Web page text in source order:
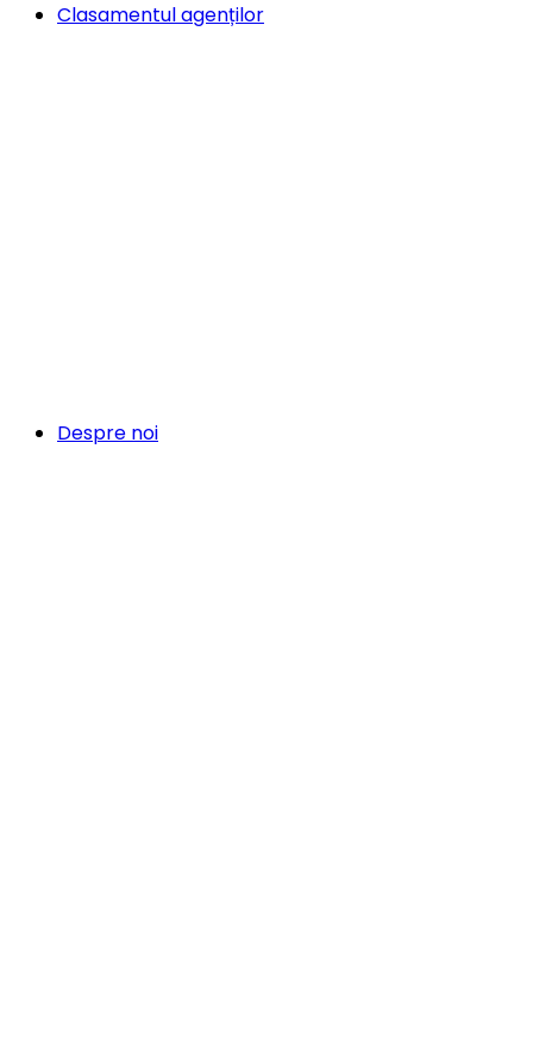
Clasamentul agenților
Despre noi